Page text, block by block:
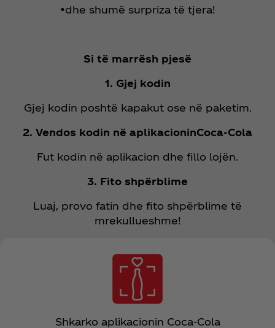
•dhe shumë surpriza të tjera!
Si të marrësh pjesë
1. Gjej kodin
Gjej kodin poshtë kapakut ose në paketim.
2. Vendos kodin në aplikacioninCoca‑Cola
Fut kodin në aplikacion dhe fillo lojën.
3. Fito shpërblime
Luaj, provo fatin dhe fito shpërblime të
mrekullueshme!
Shkarko aplikacionin Coca‑Cola